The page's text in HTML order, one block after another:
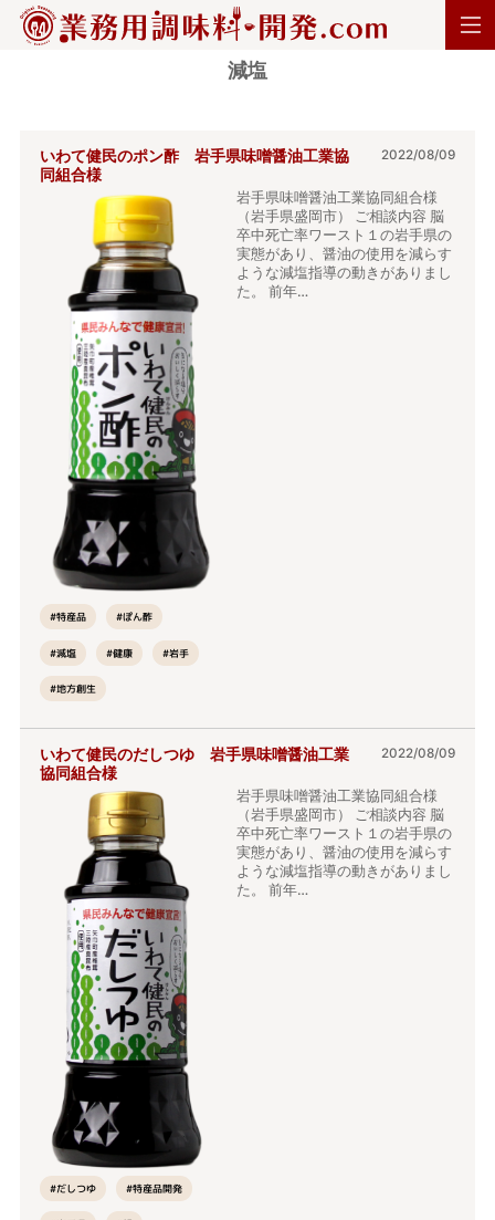
減塩
2022/08/09
いわて健民のポン酢 岩手県味噌醤油工業協
同組合様
#特産品 #ぽん酢
#減塩 #健康 #岩手
#地方創生
岩手県味噌醤油工業協同組合様
（岩手県盛岡市） ご相談内容 脳
卒中死亡率ワースト１の岩手県の
実態があり、醤油の使用を減らす
ような減塩指導の動きがありまし
た。 前年…
2022/08/09
いわて健民のだしつゆ 岩手県味噌醤油工業
協同組合様
#だしつゆ #特産品開発
岩手県味噌醤油工業協同組合様
（岩手県盛岡市） ご相談内容 脳
卒中死亡率ワースト１の岩手県の
実態があり、醤油の使用を減らす
ような減塩指導の動きがありまし
た。 前年…